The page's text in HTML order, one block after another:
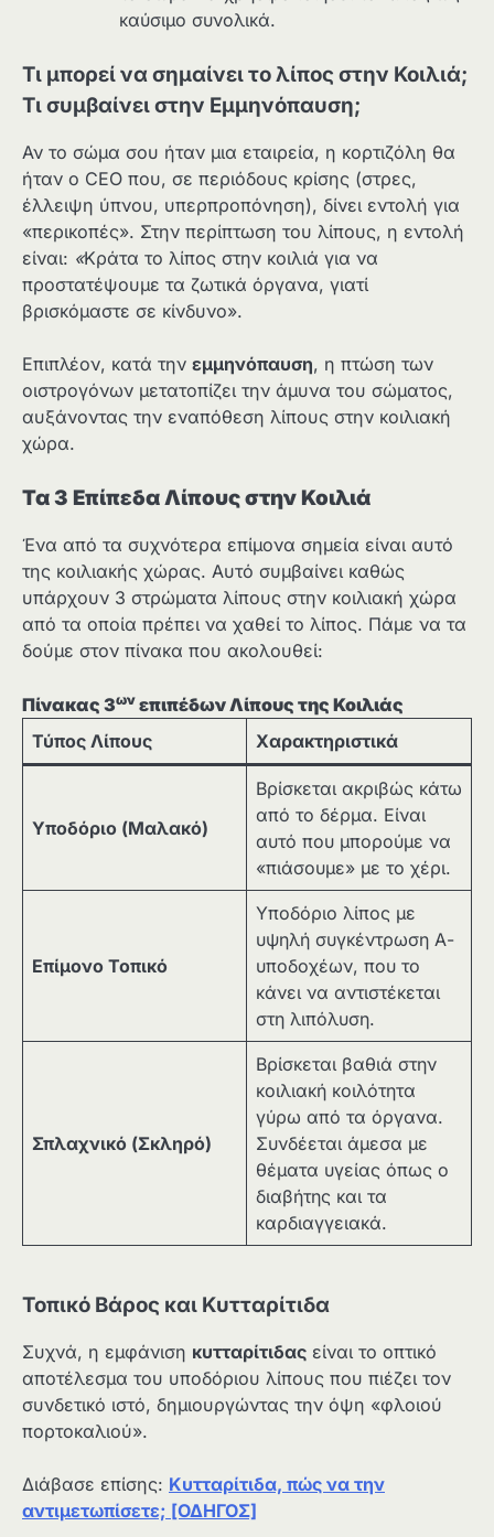
καύσιμο συνολικά.
Τι μπορεί να σημαίνει το λίπος στην Κοιλιά;
Τι συμβαίνει στην Εμμηνόπαυση;
Αν το σώμα σου ήταν μια εταιρεία, η κορτιζόλη θα
ήταν ο CEO που, σε περιόδους κρίσης (στρες,
έλλειψη ύπνου, υπερπροπόνηση), δίνει εντολή για
«περικοπές». Στην περίπτωση του λίπους, η εντολή
είναι: «Κράτα το λίπος στην κοιλιά για να
προστατέψουμε τα ζωτικά όργανα, γιατί
βρισκόμαστε σε κίνδυνο».
Επιπλέον, κατά την εμμηνόπαυση, η πτώση των
οιστρογόνων μετατοπίζει την άμυνα του σώματος,
αυξάνοντας την εναπόθεση λίπους στην κοιλιακή
χώρα.
Τα 3 Επίπεδα Λίπους στην Κοιλιά
Ένα από τα συχνότερα επίμονα σημεία είναι αυτό
της κοιλιακής χώρας. Αυτό συμβαίνει καθώς
υπάρχουν 3 στρώματα λίπους στην κοιλιακή χώρα
από τα οποία πρέπει να χαθεί το λίπος. Πάμε να τα
δούμε στον πίνακα που ακολουθεί:
Πίνακας 3ων επιπέδων Λίπους της Κοιλιάς
Τύπος Λίπους
Χαρακτηριστικά
Υποδόριο (Μαλακό)
Βρίσκεται ακριβώς κάτω
από το δέρμα. Είναι
αυτό που μπορούμε να
«πιάσουμε» με το χέρι.
Επίμονο Τοπικό
Υποδόριο λίπος με
υψηλή συγκέντρωση Α-
υποδοχέων, που το
κάνει να αντιστέκεται
στη λιπόλυση.
Σπλαχνικό (Σκληρό)
Βρίσκεται βαθιά στην
κοιλιακή κοιλότητα
γύρω από τα όργανα.
Συνδέεται άμεσα με
θέματα υγείας όπως ο
διαβήτης και τα
καρδιαγγειακά.
Τοπικό Βάρος και Κυτταρίτιδα
Συχνά, η εμφάνιση κυτταρίτιδας είναι το οπτικό
αποτέλεσμα του υποδόριου λίπους που πιέζει τον
συνδετικό ιστό, δημιουργώντας την όψη «φλοιού
πορτοκαλιού».
Διάβασε επίσης: Κυτταρίτιδα, πώς να την
αντιμετωπίσετε; [ΟΔΗΓΟΣ]